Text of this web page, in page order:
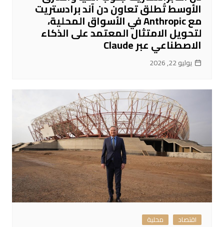
الأوسط تُطلق تعاون دن آند برادستريت
مع Anthropic في الأسواق المحلية،
لتحويل الامتثال المعتمد على الذكاء
الاصطناعي عبر Claude
يوليو 22, 2026
اقتصاد محلية